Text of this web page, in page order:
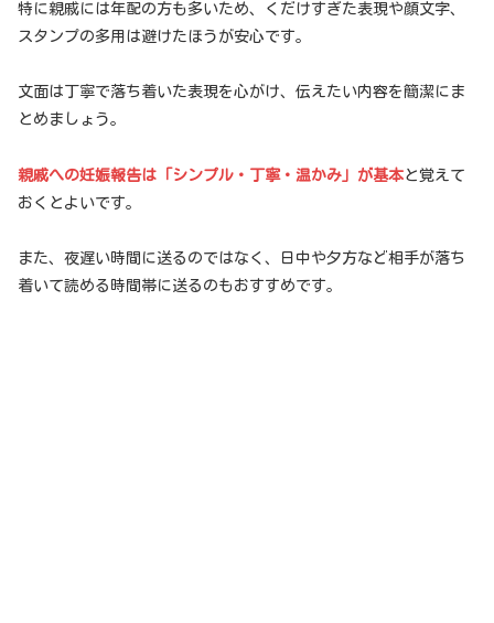
特に親戚には年配の方も多いため、くだけすぎた表現や顔文字、
スタンプの多用は避けたほうが安心です。
文面は丁寧で落ち着いた表現を心がけ、伝えたい内容を簡潔にま
とめましょう。
親戚への妊娠報告は「シンプル・丁寧・温かみ」が基本と覚えて
おくとよいです。
また、夜遅い時間に送るのではなく、日中や夕方など相手が落ち
着いて読める時間帯に送るのもおすすめです。